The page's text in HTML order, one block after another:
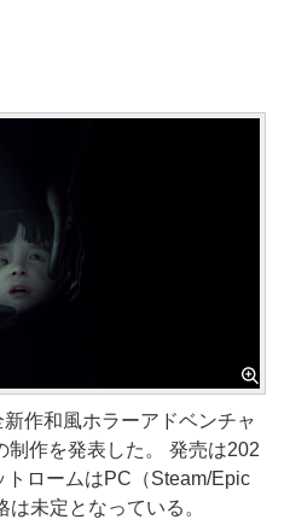
作和風ホラーアドベンチャ
作を発表した。 発売は202
ロームはPC（Steam/Epic
未定となっている。